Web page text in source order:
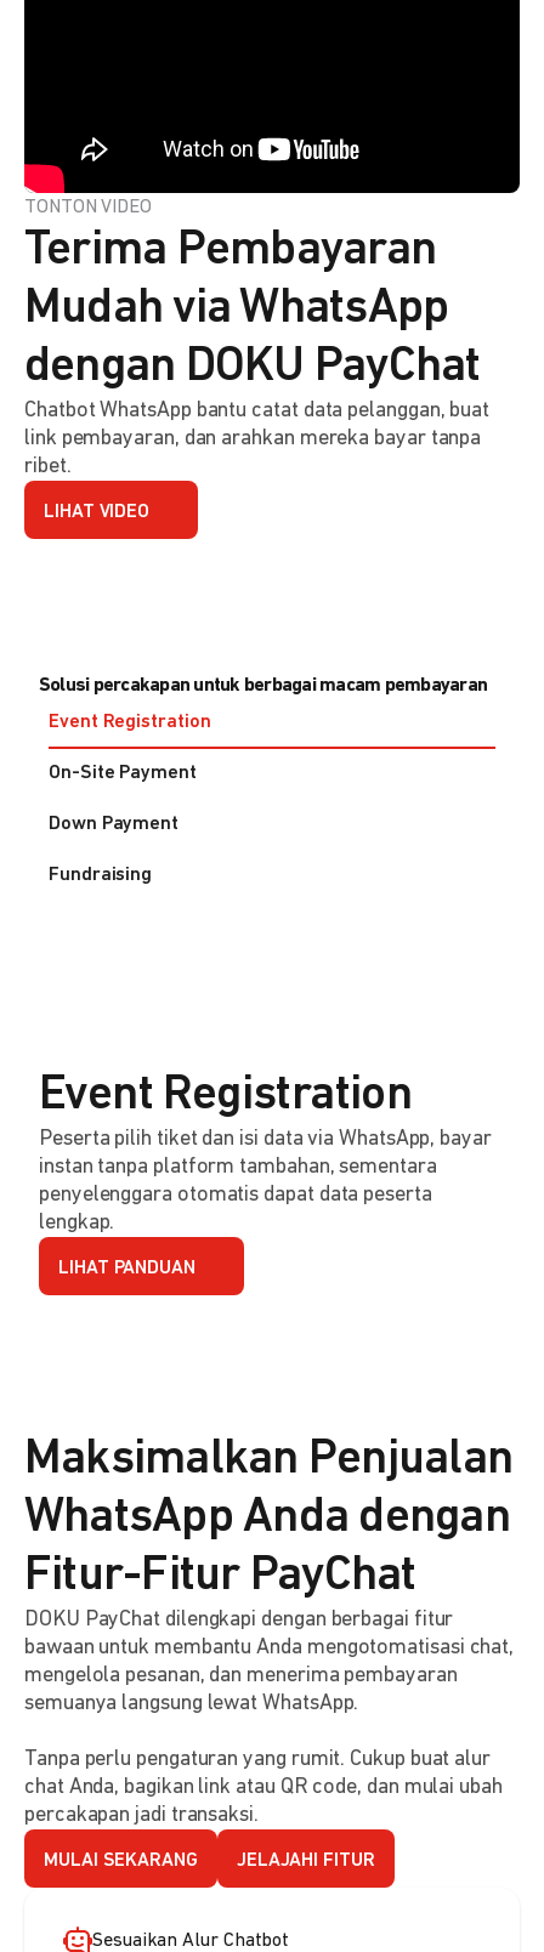
TONTON VIDEO
Terima Pembayaran
Mudah via WhatsApp
dengan DOKU PayChat
Chatbot WhatsApp bantu catat data pelanggan, buat
link pembayaran, dan arahkan mereka bayar tanpa
ribet.
LIHAT VIDEO
Solusi percakapan untuk berbagai macam pembayaran
Event Registration
On-Site Payment
Down Payment
Fundraising
Event Registration
Peserta pilih tiket dan isi data via WhatsApp, bayar
instan tanpa platform tambahan, sementara
penyelenggara otomatis dapat data peserta
lengkap.
LIHAT PANDUAN
Maksimalkan Penjualan
WhatsApp Anda dengan
Fitur-Fitur PayChat
DOKU PayChat dilengkapi dengan berbagai fitur
bawaan untuk membantu Anda mengotomatisasi chat,
mengelola pesanan, dan menerima pembayaran
semuanya langsung lewat WhatsApp.
Tanpa perlu pengaturan yang rumit. Cukup buat alur
chat Anda, bagikan link atau QR code, dan mulai ubah
percakapan jadi transaksi.
MULAI SEKARANG JELAJAHI FITUR
Sesuaikan Alur Chatbot